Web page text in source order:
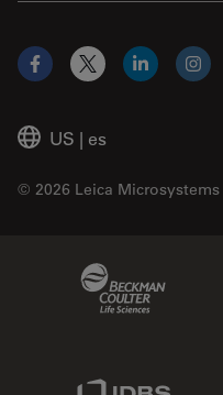
US | es
© 2026 Leica Microsystems
Facebook
X LinkedIn